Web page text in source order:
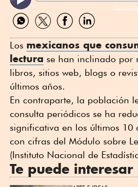
Compartir
por
Compartir
por
Compartir
por
Compartir
por
Los mexicanos que
lectura se han inclinado por
libros, sitios web, blogs o
últimos años.
En contraparte, la población
consulta periódicos se ha
significativa en los últimos 10
con cifras del Módulo sobre
(Instituto Nacional de
Te puede interesar